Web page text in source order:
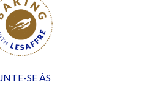
SE ÀS